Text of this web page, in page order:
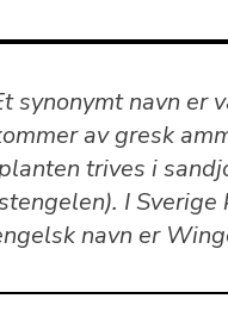
synonymt navn er
av gresk
trives i
I
navn er